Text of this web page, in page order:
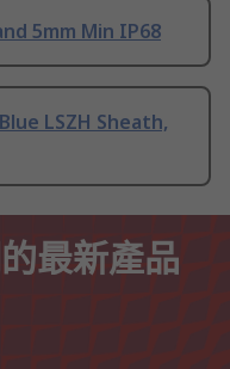
5mm Min IP68
LSZH Sheath,
最新產品